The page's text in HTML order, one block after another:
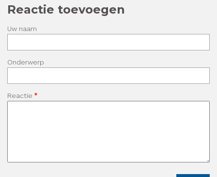
Reactie toevoegen
Uw naam
Onderwerp
Reactie